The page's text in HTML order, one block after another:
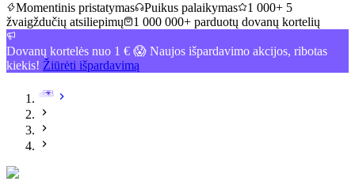
Momentinis pristatymas
Puikus palaikymas
1 000+ 5
žvaigždučių atsiliepimų
1 000 000+ parduotų dovanų kortelių
Dovanų kortelės nuo 1 € 😱 Naujos išpardavimo akcijos, ribotas
kiekis! Žiūrėti išpardavimą